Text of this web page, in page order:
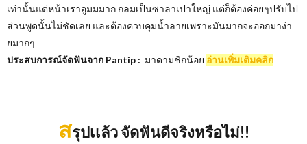
เท่านั้นแต่หน้าเราอูมมมาก กลมเป็นซาลาเปาใหญ่ แต่ก็ต้องค่อยๆปรับไป
ส่วนพูดนั้นไม่ชัดเลย และต้องควบคุมน้ำลายเพราะมันมากจะออกมาง่า
ยมากๆ
ประสบการณ์จัดฟันจาก Pantip : มาดามชิกน้อย อ่านเพิ่มเติมคลิก
สรุปเเล้ว จัดฟันดีจริงหรือไม่!!